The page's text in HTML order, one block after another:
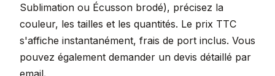
Sublimation ou Écusson brodé), précisez la
couleur, les tailles et les quantités. Le prix TTC
s'affiche instantanément, frais de port inclus. Vous
pouvez également demander un devis détaillé par
email.